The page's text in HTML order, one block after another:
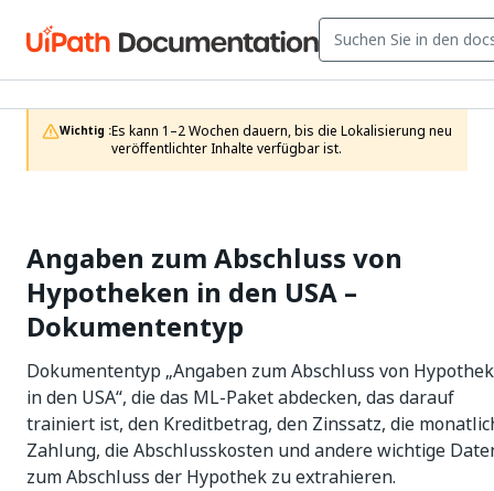
Wichtig :Es kann 1–2 Wochen dauern, bis die Lokalisierung neu
veröffentlichter Inhalte verfügbar ist.
Angaben zum Abschluss von
Hypotheken in den USA –
Dokumententyp
Dokumententyp „Angaben zum Abschluss von
in den USA“, die das ML-Paket abdecken, das darauf
trainiert ist, den Kreditbetrag, den Zinssatz, die
Zahlung, die Abschlusskosten und andere wichtige
zum Abschluss der Hypothek zu extrahieren.